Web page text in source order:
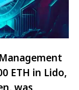
ETH in Lido,